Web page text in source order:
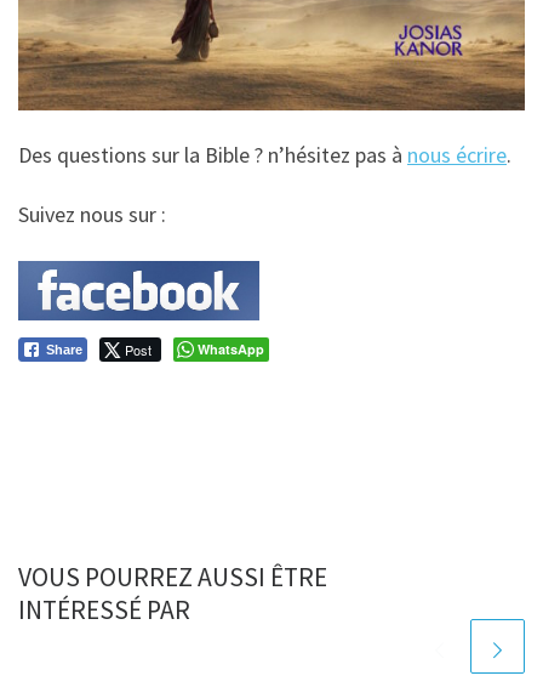
Des questions sur la Bible ? n’hésitez pas à nous écrire.
Suivez nous sur :
Share Post WhatsApp
VOUS POURREZ AUSSI ÊTRE
INTÉRESSÉ PAR